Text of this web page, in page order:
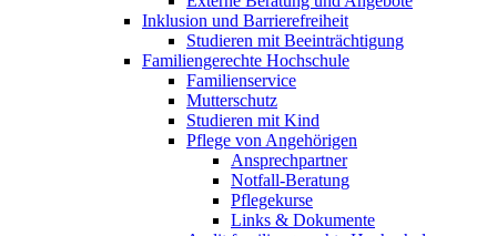
Inklusion und Barrierefreiheit
Studieren mit Beeinträchtigung
Familiengerechte Hochschule
Familienservice
Mutterschutz
Studieren mit Kind
Pflege von Angehörigen
Ansprechpartner
Notfall-Beratung
Pflegekurse
Links & Dokumente